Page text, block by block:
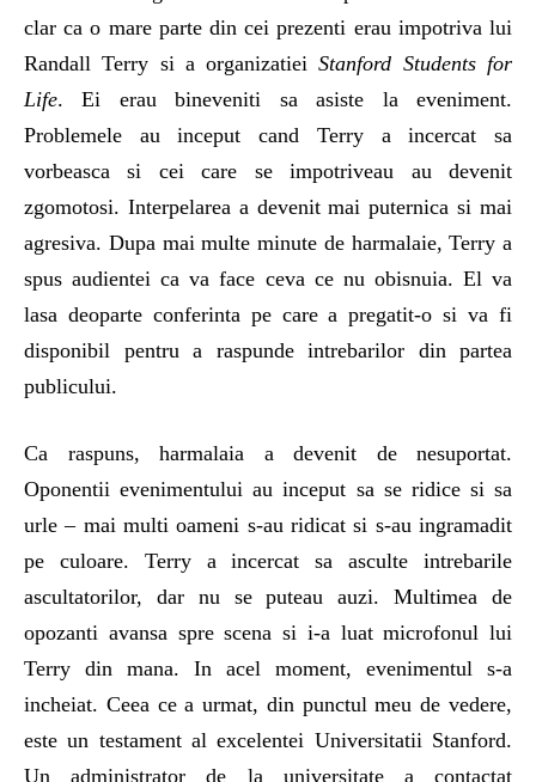
clar ca o mare parte din cei prezenti erau impotriva lui
Randall Terry si a organizatieiStanford Students for
Life. Ei erau bineveniti sa asiste la eveniment.
Problemele au inceput cand Terry a incercat sa
vorbeasca si cei care se impotriveau au devenit
zgomotosi. Interpelarea a devenit mai puternica si mai
agresiva. Dupa mai multe minute de harmalaie, Terry a
spus audientei ca va face ceva ce nu obisnuia. El va
lasa deoparte conferinta pe care a pregatit-o si va fi
disponibil pentru a raspunde intrebarilor din partea
publicului.
Ca raspuns, harmalaia a devenit de nesuportat.
Oponentii evenimentului au inceput sa se ridice si sa
urle – mai multi oameni s-au ridicat si s-au ingramadit
pe culoare. Terry a incercat sa asculte intrebarile
ascultatorilor, dar nu se puteau auzi. Multimea de
opozanti avansa spre scena si i-a luat microfonul lui
Terry din mana. In acel moment, evenimentul s-a
incheiat. Ceea ce a urmat, din punctul meu de vedere,
este un testament al excelentei Universitatii Stanford.
Un administrator de la universitate a contactat